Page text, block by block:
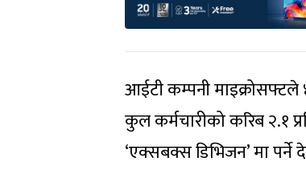
आईटी कम्पनी माइक्रोसफ्टले
कुल कर्मचारीको करिब २.१
‘एक्सबक्स डिभिजन’ मा पर्ने